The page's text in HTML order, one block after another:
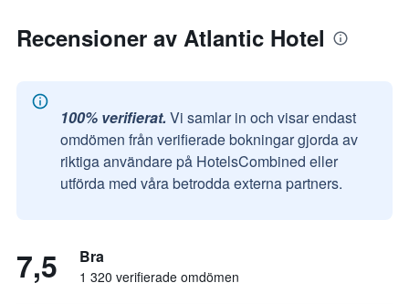
Recensioner av Atlantic Hotel
100% verifierat. Vi samlar in och visar endast
omdömen från verifierade bokningar gjorda av
riktiga användare på HotelsCombined eller
utförda med våra betrodda externa partners.
7,5 Bra
1 320 verifierade omdömen